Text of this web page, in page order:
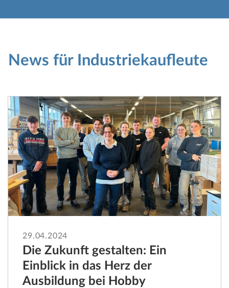
News für Industriekaufleute
29.04.2024
Die Zukunft gestalten: Ein
Einblick in das Herz der
Ausbildung bei Hobby